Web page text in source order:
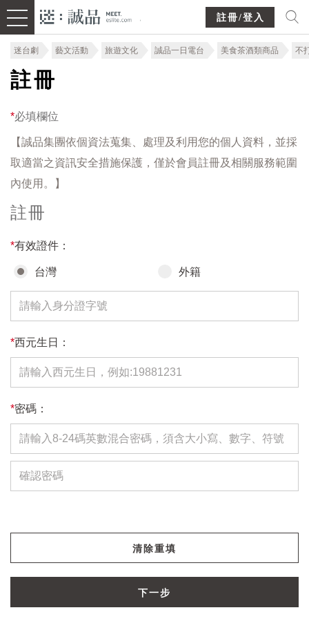
註冊/登入
迷台劇 藝文活動 旅遊文化 誠品一日電台 美食茶酒類商品 不
註冊
*必填欄位
【誠品集團依個資法蒐集、處理及利用您的個人資料，並採
取適當之資訊安全措施保護，僅於會員註冊及相關服務範圍
內使用。】
註冊
*有效證件：
台灣 外籍
*西元生日：
*密碼：